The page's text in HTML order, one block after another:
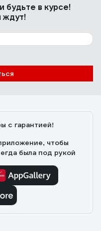
будьте в курсе!
ждут!
с гарантией!
чтобы
была под рукой